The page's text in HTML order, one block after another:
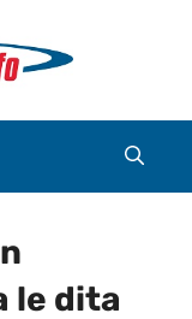
le dita